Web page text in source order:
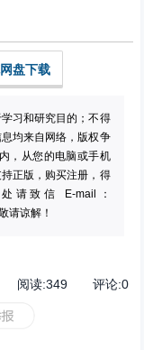
盘下载
习和研究目的；不得
均来自网络，版权争
，从您的电脑或手机
正版，购买注册，得
请致信 E-mail：
请谅解！
阅读:349评论:0